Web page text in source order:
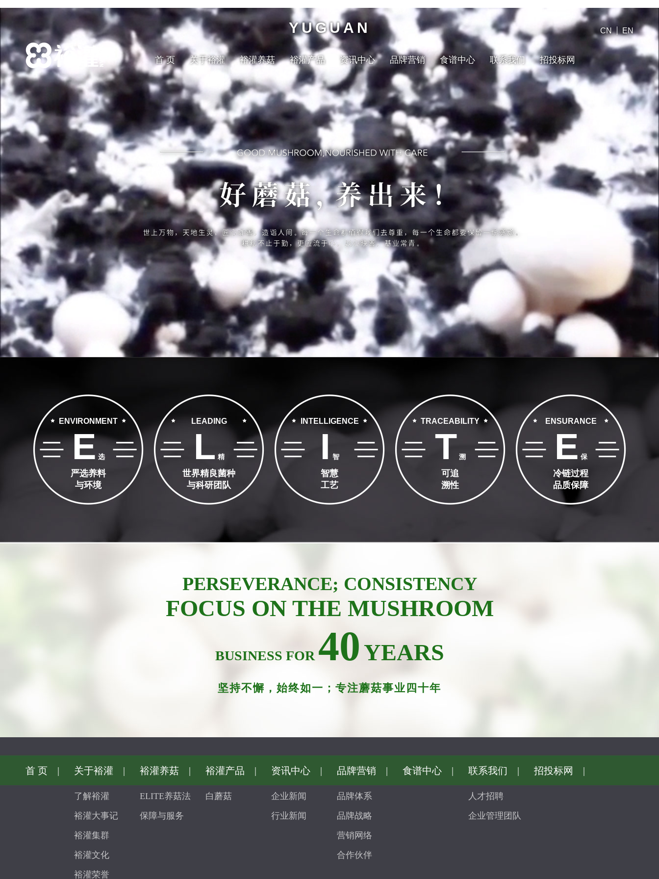
YUGUAN CN EN
首 页 关于裕灌 裕灌养菇 裕灌产品 资讯中心 品牌营销 食谱中心 联系我们 招投标网
ENVIRONMENT
E 选
严选养料
与环境
LEADING
L 精
世界精良菌种
与科研团队
INTELLIGENCE
I 智
智慧
工艺
TRACEABILITY
T 溯
可追
溯性
ENSURANCE
E 保
冷链过程
品质保障
PERSEVERANCE; CONSISTENCY
FOCUS ON THE MUSHROOM
BUSINESS FOR 40YEARS
坚持不懈，始终如一；专注蘑菇事业四十年
首 页 | 关于裕灌 |
了解裕灌
裕灌大事记
裕灌集群
裕灌文化
裕灌荣誉
裕灌养菇 |
ELITE养菇法
保障与服务
裕灌产品 |
白蘑菇
资讯中心 |
企业新闻
行业新闻
品牌营销 |
品牌体系
品牌战略
营销网络
合作伙伴
食谱中心 | 联系我们 |
人才招聘
企业管理团队
招投标网 |